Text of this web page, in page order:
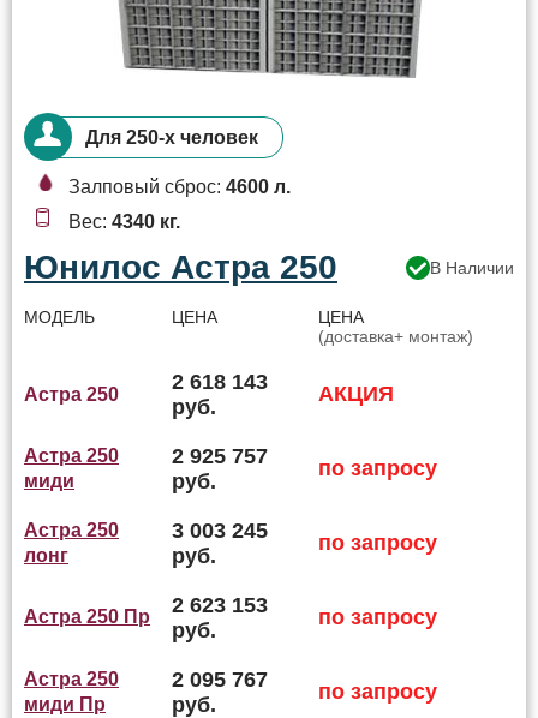
Юнилос Астра 250 В Наличии
МОДЕЛЬ ЦЕНА
ЦЕНА
(доставка+ монтаж)
Астра 250
2 618 143
руб.
АКЦИЯ
Астра 250
миди
2 925 757
руб.
по запросу
Астра 250
лонг
3 003 245
руб.
по запросу
Астра 250 Пр
2 623 153
руб.
по запросу
Астра 250
миди Пр
2 095 767
руб.
по запросу
Для 250-х человек
Залповый сброс: 4600 л.
Вес: 4340 кг.